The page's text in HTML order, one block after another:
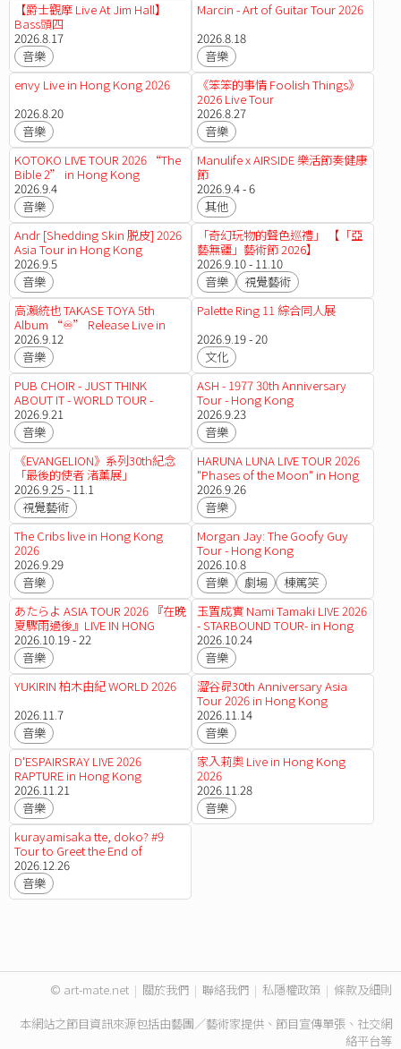
【爵士觀摩 Live At Jim Hall】
Bass頭四
2026.8.17
音樂
Marcin - Art of Guitar Tour 2026
2026.8.18
音樂
envy Live in Hong Kong 2026
2026.8.20
音樂
《笨笨的事情 Foolish Things》
2026 Live Tour
2026.8.27
音樂
KOTOKO LIVE TOUR 2026 “The
Bible 2” in Hong Kong
2026.9.4
音樂
Manulife x AIRSIDE 樂活節奏健康
節
2026.9.4 - 6
其他
Andr [Shedding Skin 脱皮] 2026
Asia Tour in Hong Kong
2026.9.5
音樂
「奇幻玩物的聲色巡禮」 【「亞
藝無疆」藝術節 2026】
2026.9.10 - 11.10
音樂
視覺藝術
高瀨統也 TAKASE TOYA 5th
Album “♾️” Release Live in
Hong Kong
2026.9.12
音樂
Palette Ring 11 綜合同人展
2026.9.19 - 20
文化
PUB CHOIR - JUST THINK
ABOUT IT - WORLD TOUR -
HONG KONG
2026.9.21
音樂
ASH - 1977 30th Anniversary
Tour - Hong Kong
2026.9.23
音樂
《EVANGELION》系列30th紀念
「最後的使者 渚薰展」
2026.9.25 - 11.1
視覺藝術
HARUNA LUNA LIVE TOUR 2026
"Phases of the Moon" in Hong
Kong
2026.9.26
音樂
The Cribs live in Hong Kong
2026
2026.9.29
音樂
Morgan Jay: The Goofy Guy
Tour - Hong Kong
2026.10.8
音樂
劇場
棟篤笑
あたらよ ASIA TOUR 2026 『在晚
夏驟雨過後』LIVE IN HONG
KONG
2026.10.19 - 22
音樂
玉置成實 Nami Tamaki LIVE 2026
- STARBOUND TOUR- in Hong
Kong
2026.10.24
音樂
YUKIRIN 柏木由紀 WORLD 2026
2026.11.7
音樂
澀谷昴30th Anniversary Asia
Tour 2026 in Hong Kong
2026.11.14
音樂
D'ESPAIRSRAY LIVE 2026
RAPTURE in Hong Kong
2026.11.21
音樂
家入莉奧 Live in Hong Kong
2026
2026.11.28
音樂
kurayamisaka tte, doko? #9
Tour to Greet the End of
Summer – Hong Kong
2026.12.26
音樂
© art-mate.net | 關於我們 | 聯絡我們 | 私隱權政策 | 條款及細則
本網站之節目資訊來源包括由藝團／藝術家提供、節目宣傳單張、社交網
絡平台等